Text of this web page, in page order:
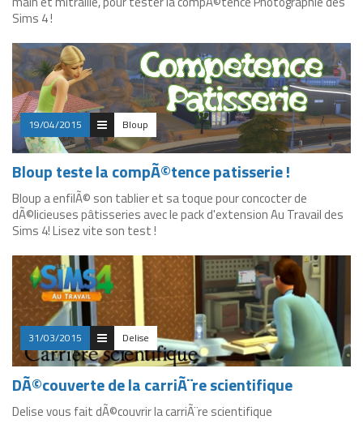
Sims 4 !
19/04/2015 Bloup
Bloup teste la compÃ©tence patisserie !
Bloup a enfilÃ© son tablier et sa toque pour concocter de
dÃ©licieuses pâtisseries avec le pack d'extension Au Travail des
Sims 4! Lisez vite son test !
31/03/2015 Delise
DÃ©couverte de la carriÃ¨re scientifique
Delise vous fait dÃ©couvrir la carriÃ¨re scientifique